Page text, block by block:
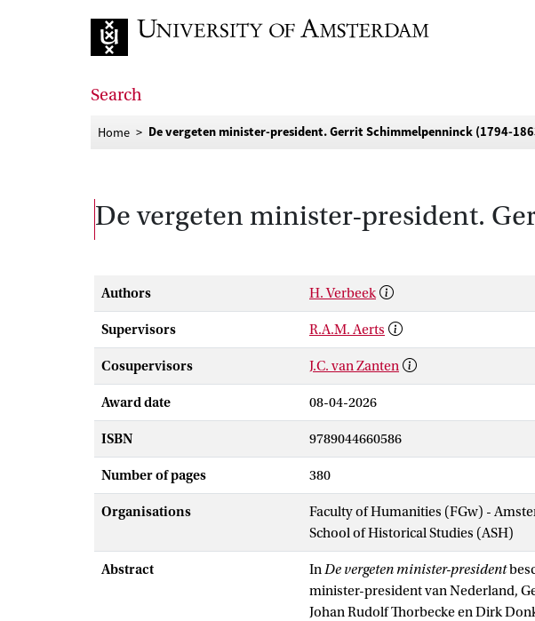
Search
Home De vergeten minister-president. Gerrit Schimmelpenninck (1794-
De vergeten minister-president.
Authors H. Verbeek
Supervisors R.A.M. Aerts
Cosupervisors J.C. van Zanten
Award date 08-04-2026
ISBN 9789044660586
Number of pages 380
Organisations
Faculty of Humanities (FGw) -
School of Historical Studies (ASH)
Abstract InDe vergeten minister-president
minister-president van Nederland,
Johan Rudolf Thorbecke en Dirk